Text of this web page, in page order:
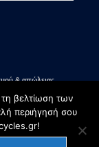
& απώλειας
βελτίωση των
περιήγησή σου